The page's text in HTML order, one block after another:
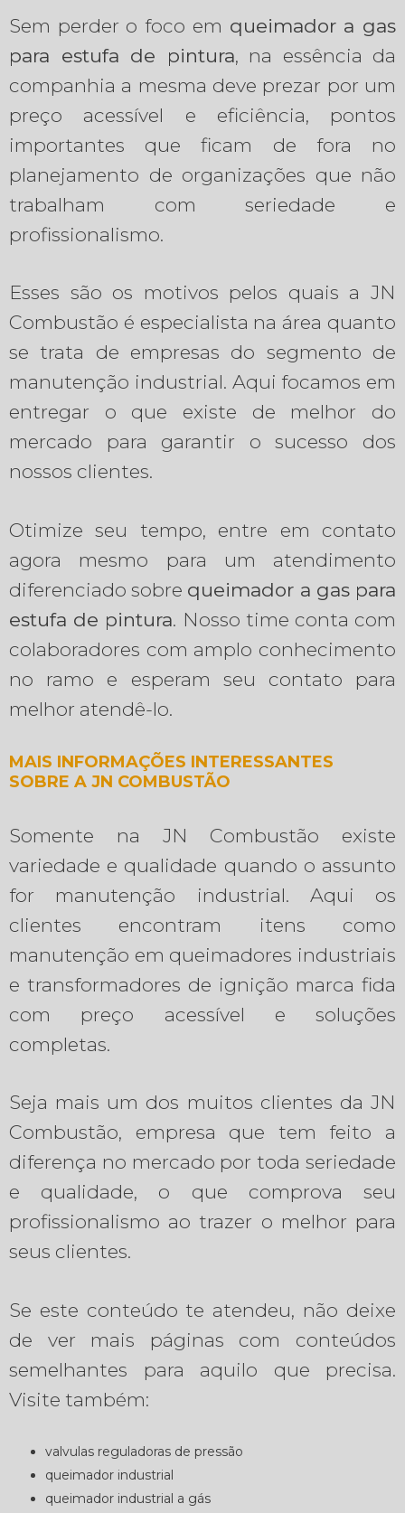
Sem perder o foco em queimador a gas
para estufa de pintura, na essência da
companhia a mesma deve prezar por um
preço acessível e eficiência, pontos
importantes que ficam de fora no
planejamento de organizações que não
trabalham com seriedade e
profissionalismo.
Esses são os motivos pelos quais a JN
Combustão é especialista na área quanto
se trata de empresas do segmento de
manutenção industrial. Aqui focamos em
entregar o que existe de melhor do
mercado para garantir o sucesso dos
nossos clientes.
Otimize seu tempo, entre em contato
agora mesmo para um atendimento
diferenciado sobre queimador a gas para
estufa de pintura. Nosso time conta com
colaboradores com amplo conhecimento
no ramo e esperam seu contato para
melhor atendê-lo.
MAIS INFORMAÇÕES INTERESSANTES
SOBRE A JN COMBUSTÃO
Somente na JN Combustão existe
variedade e qualidade quando o assunto
for manutenção industrial. Aqui os
clientes encontram itens como
manutenção em queimadores industriais
e transformadores de ignição marca fida
com preço acessível e soluções
completas.
Seja mais um dos muitos clientes da JN
Combustão, empresa que tem feito a
diferença no mercado por toda seriedade
e qualidade, o que comprova seu
profissionalismo ao trazer o melhor para
seus clientes.
Se este conteúdo te atendeu, não deixe
de ver mais páginas com conteúdos
semelhantes para aquilo que precisa.
Visite também:
valvulas reguladoras de pressão
queimador industrial
queimador industrial a gás